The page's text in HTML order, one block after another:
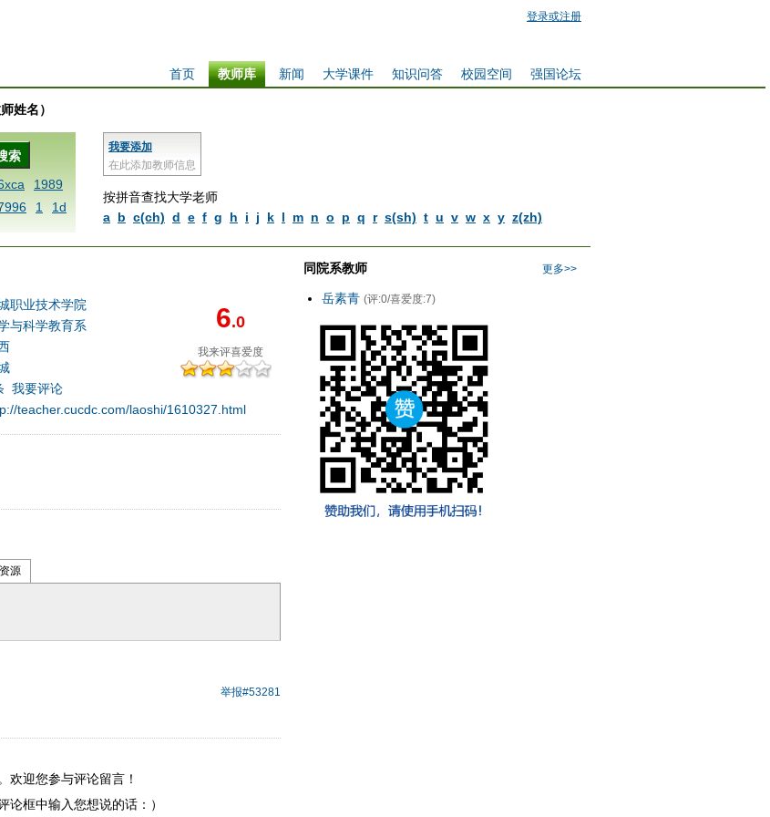
登录或注册
强国论坛
校园空间
知识问答
大学课件
新闻
教师库
首页
姓名）
我要添加
在此添加教师信息
按拼音查找大学老师
a b c(ch) d e f g h i j k l m n o p q r s(sh) t u v w x y z(zh)
1989
1
1d
1
98
df
6.0
我来评喜爱度
职业技术学院
与科学教育系
我要评论
teacher.cucdc.com/laoshi/1610327.html
源
举报#53281
欢迎您参与评论留言！
论框中输入您想说的话：）
更多>>
同院系教师
岳素青 (评:0/喜爱度:7)